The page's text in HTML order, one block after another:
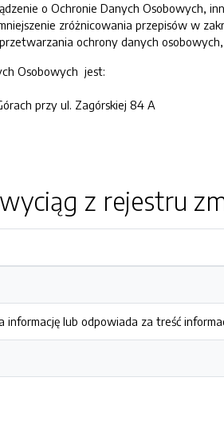
o Ochronie Danych Osobowych,
zróżnicowania przepisów w
ochrony danych
Osobowych jest:
przy ul. Zagórskiej 84 A
z rejestru
lub odpowiada za treść